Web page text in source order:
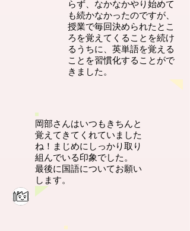
らず、なかなかやり始めて
も続かなかったのですが、
授業で毎回決められたとこ
ろを覚えてくることを続け
るうちに、英単語を覚える
ことを習慣化することがで
きました。
岡部さんはいつもきちんと
覚えてきてくれていました
ね！まじめにしっかり取り
組んでいる印象でした。
最後に国語についてお願い
します。